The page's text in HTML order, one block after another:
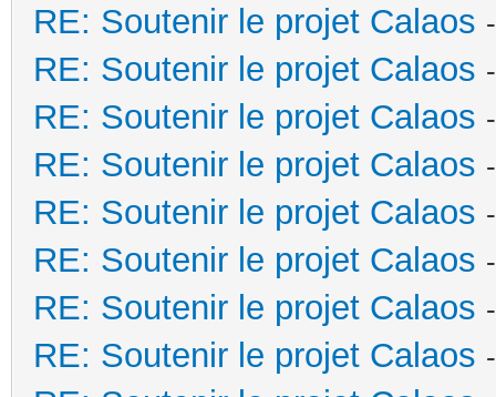
RE: Soutenir le projet Calaos
RE: Soutenir le projet Calaos
RE: Soutenir le projet Calaos
RE: Soutenir le projet Calaos
RE: Soutenir le projet Calaos
RE: Soutenir le projet Calaos
RE: Soutenir le projet Calaos
RE: Soutenir le projet Calaos